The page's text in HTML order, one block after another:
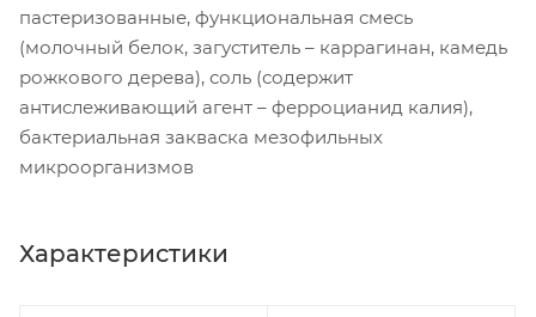
пастеризованные, функциональная смесь
(молочный белок, загуститель – каррагинан, камедь
рожкового дерева), соль (содержит
антислеживающий агент – ферроцианид калия),
бактериальная закваска мезофильных
микроорганизмов
Характеристики